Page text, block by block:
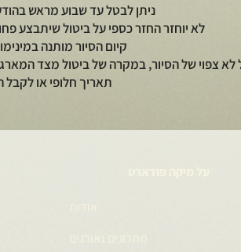
ניתן לבטל עד שבוע מראש
לא יוחזר החזר כספי על ביטול שיתבצע
קיום הסיור מותנה
לא צפוי של הסיור, במקרה של ביטול מצד
תאריך חלופי או לקבל